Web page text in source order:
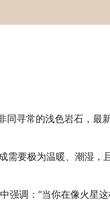
寻常的浅色岩石，最
要极为温暖、潮湿，
调：“当你在像火星